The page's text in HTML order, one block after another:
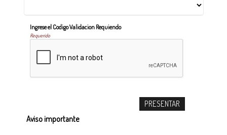
Ingrese el Codigo Validacion Requiendo
Requerido
Aviso importante